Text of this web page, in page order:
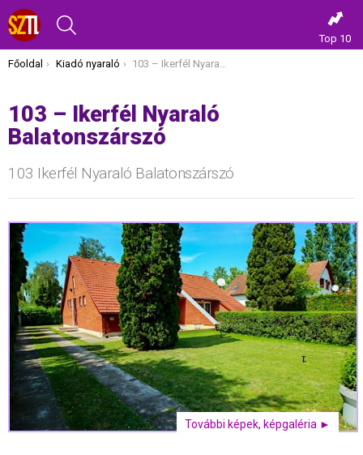
Top 10
Itt vagy most:
Főoldal Kiadó nyaraló 103 – Ikerfél Nyaraló Balatonszárszó
103 – Ikerfél Nyaraló
Balatonszárszó
103 Ikerfél Nyaraló Balatonszárszó
További képek, képgaléria ►